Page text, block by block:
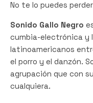
No te lo puedes
Sonido Gallo Negro
cumbia-electrónica y
latinoamericanos
el porro y el danzón.
agrupación que con
cualquiera.